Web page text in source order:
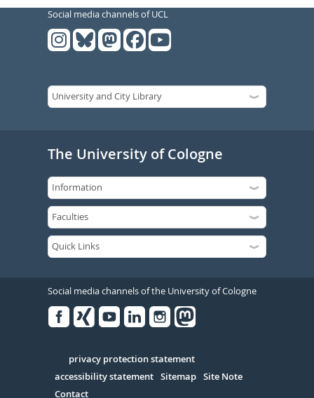
Social media channels of UCL
The University of Cologne
Social media channels of the University of Cologne
Serivce
privacy protection statement
accessibility statement Sitemap Site Note
Contact